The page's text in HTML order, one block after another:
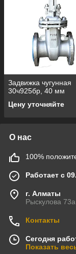
Задвижка чугунная
30ч925бр, 40 мм
Цену уточняйте
О нас
100%
Работает с
г. Алматы
Рыскулова
Контакты
Сегодня
Показать